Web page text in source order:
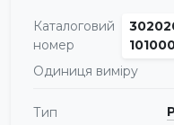
Каталоговий
номер
Одиниця виміру
Тип